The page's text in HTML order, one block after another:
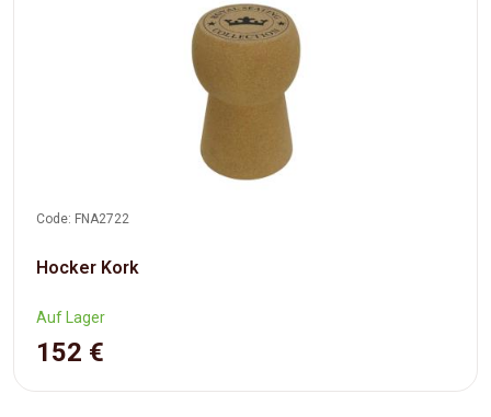
Code: FNA2722
Hocker Kork
Auf Lager
152 €